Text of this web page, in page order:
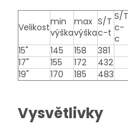
Velikostmin
výška
max
výška
S/T
c-t
S/T
c-
c
15"
145 158 381
17"
155 172 432
19"
170 185 483
Vysvětlivky